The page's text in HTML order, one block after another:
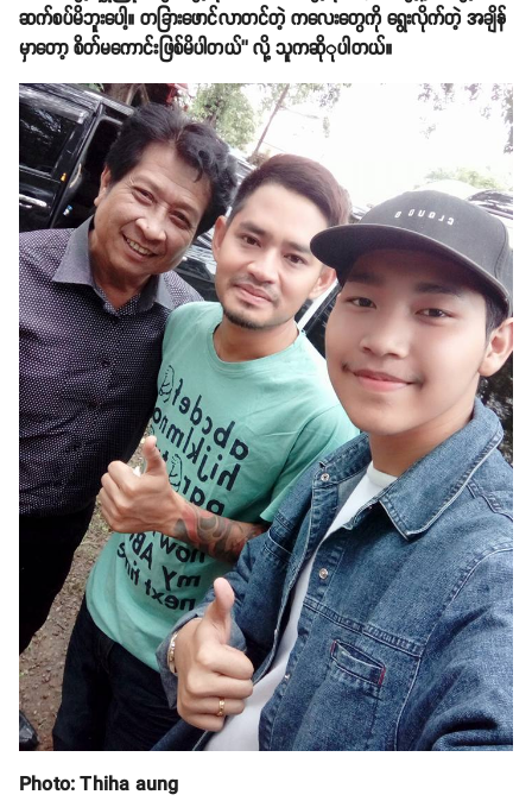
ဆက်စပ်မိဘူးပေါ့။ တခြားဖောင်လာတင်တဲ့ ကလေးတွေကို ရွေးလိုက်တဲ့ အချိန်
မှာတော့ စိတ်မကောင်းဖြစ်မိပါတယ်’’ လို့ သူကဆိုုပါတယ်။
Photo: Thiha aung